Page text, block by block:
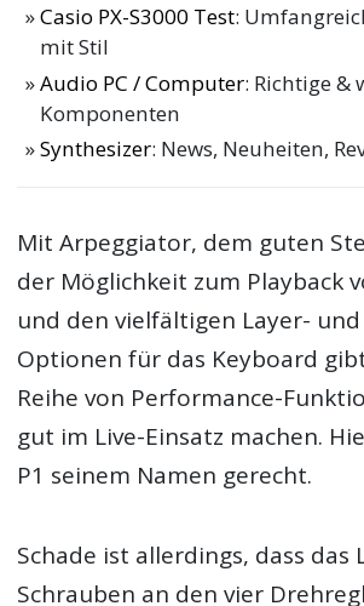
Casio PX-S3000 Test:
mit Stil
Audio PC / Computer: Richtige &
Komponenten
Synthesizer: News, Neuheiten,
Mit Arpeggiator, dem guten
der Möglichkeit zum Playback
und den vielfältigen Layer-
Optionen für das Keyboard
Reihe von Performance-
gut im Live-Einsatz machen.
P1 seinem Namen gerecht.
Schade ist allerdings, dass das
Schrauben an den vier